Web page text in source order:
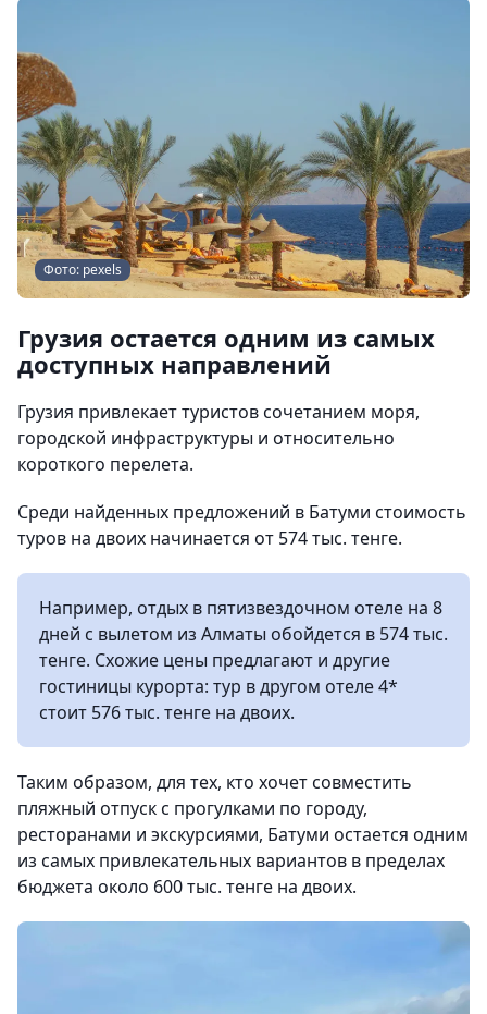
Фото: pexels
Грузия остается одним из самых
доступных направлений
Грузия привлекает туристов сочетанием моря,
городской инфраструктуры и относительно
короткого перелета.
Среди найденных предложений в Батуми стоимость
туров на двоих начинается от 574 тыс. тенге.
Например, отдых в пятизвездочном отеле на 8
дней с вылетом из Алматы обойдется в 574 тыс.
тенге. Схожие цены предлагают и другие
гостиницы курорта: тур в другом отеле 4*
стоит 576 тыс. тенге на двоих.
Таким образом, для тех, кто хочет совместить
пляжный отпуск с прогулками по городу,
ресторанами и экскурсиями, Батуми остается одним
из самых привлекательных вариантов в пределах
бюджета около 600 тыс. тенге на двоих.